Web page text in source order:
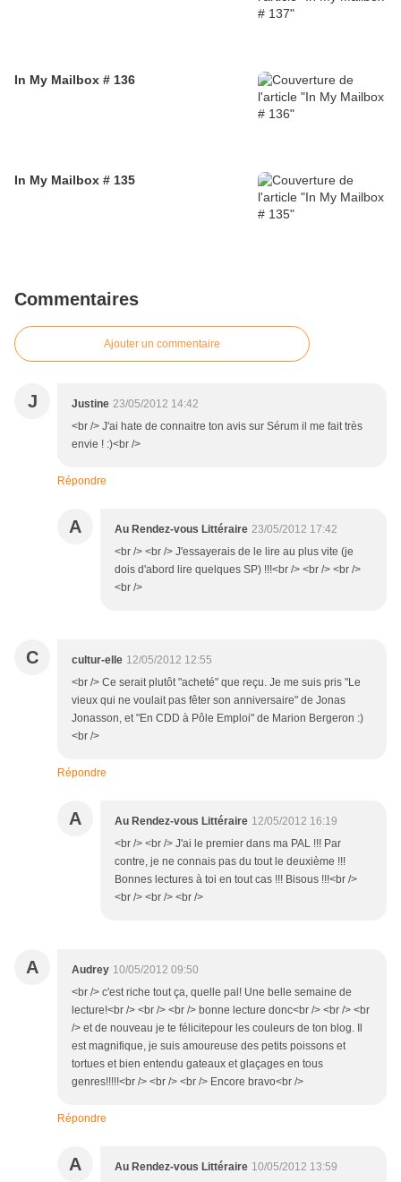
In My Mailbox # 136
In My Mailbox # 135
Commentaires
Ajouter un commentaire
J Justine 23/05/2012 14:42
<br /> J'ai hate de connaitre ton avis sur Sérum il me fait très
envie ! :)<br />
Répondre
A Au Rendez-vous Littéraire 23/05/2012 17:42
<br /> <br /> J'essayerais de le lire au plus vite (je
dois d'abord lire quelques SP) !!!<br /> <br /> <br />
<br />
C cultur-elle 12/05/2012 12:55
<br /> Ce serait plutôt "acheté" que reçu. Je me suis pris "Le
vieux qui ne voulait pas fêter son anniversaire" de Jonas
Jonasson, et "En CDD à Pôle Emploi" de Marion Bergeron :)
<br />
Répondre
A Au Rendez-vous Littéraire 12/05/2012 16:19
<br /> <br /> J'ai le premier dans ma PAL !!! Par
contre, je ne connais pas du tout le deuxième !!!
Bonnes lectures à toi en tout cas !!! Bisous !!!<br />
<br /> <br /> <br />
A Audrey 10/05/2012 09:50
<br /> c'est riche tout ça, quelle pal! Une belle semaine de
lecture!<br /> <br /> <br /> bonne lecture donc<br /> <br /> <br
/> et de nouveau je te félicitepour les couleurs de ton blog. Il
est magnifique, je suis amoureuse des petits poissons et
tortues et bien entendu gateaux et glaçages en tous
genres!!!!!<br /> <br /> <br /> Encore bravo<br />
Répondre
A Au Rendez-vous Littéraire 10/05/2012 13:59